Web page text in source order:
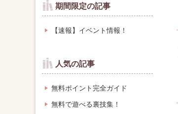
期間限定の記事
【速報】イベント情報！
人気の記事
無料ポイント完全ガイド
無料で遊べる裏技集！